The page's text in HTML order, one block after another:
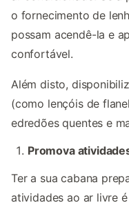
o fornecimento de
possam acendê-la e
confortável.
Além disto,
(como lençóis de
edredões quentes e
Promova
Ter a sua cabana
atividades ao ar livre